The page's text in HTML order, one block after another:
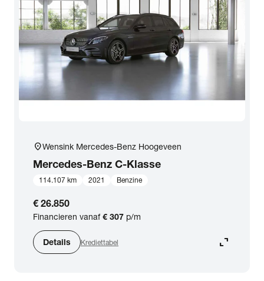
location_onWensink Mercedes-Benz Hoogeveen
Mercedes-Benz C-Klasse
114.107 km 2021 Benzine
€ 26.850
Financieren vanaf€ 307 p/m
Details Krediettabel expand_content